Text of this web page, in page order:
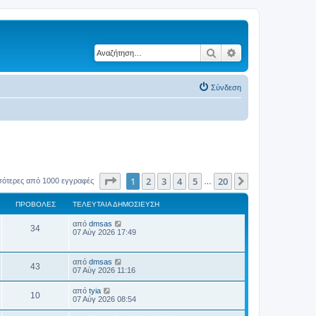
Αναζήτηση
Σύνδεση
από 1000 εγγραφές Σελίδα1 από 20
1 2 3 4 5 20
ΠΡΟΒΟΛΈΣ ΤΕΛΕΥΤΑΊΑ ΔΗΜΟΣΊΕΥΣΗ
34Π
β
Τ
ε
τ
α
ί
α
δ
από dmsas
07 Αύγ 2026 17:49
43
ρ
Τ
ε
υ
τ
α
από dmsas
07 Αύγ 2026 11:16
10Π
ρ
Τ
ε
από tyia
07 Αύγ 2026 08:54